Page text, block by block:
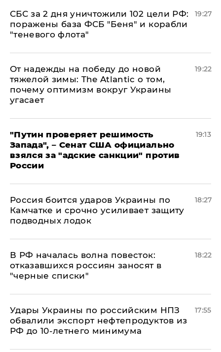
СБС за 2 дня уничтожили 102 цели РФ:
поражены база ФСБ "Беня" и корабли
"теневого флота"
19:27
От надежды на победу до новой
тяжелой зимы: The Atlantic о том,
почему оптимизм вокруг Украины
угасает
19:22
"Путин проверяет решимость
Запада", – Сенат США официально
взялся за "адские санкции" против
России
19:13
Россия боится ударов Украины по
Камчатке и срочно усиливает защиту
подводных лодок
18:27
​В РФ началась волна повесток:
отказавшихся россиян заносят в
"черные списки"
18:22
Удары Украины по российским НПЗ
обвалили экспорт нефтепродуктов из
РФ до 10-летнего минимума
17:55